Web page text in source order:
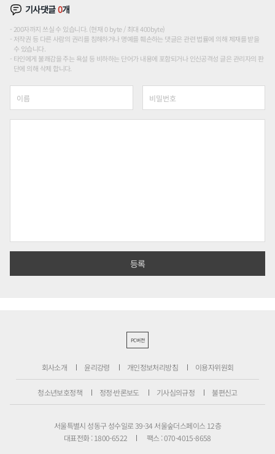
기사댓글0개
200자까지 쓰실 수 있습니다. (현재 0 byte / 최대 400byte)
저작권 등 다른 사람의 권리를 침해하거나 명예를 훼손하는 댓글은 관련 법률에 의해 제재를 받을
수 있습니다.
타인에게 불쾌감을 주는 욕설 등 비하하는 단어가 내용에 포함되거나 인신공격성 글은 관리자의 판
단에 의해 삭제 합니다.
PC버전
회사소개 윤리강령 개인정보처리방침 이용자위원회
청소년보호정책 정정·반론보도 기사심의규정 불편신고
서울특별시 성동구 성수일로 39-34 서울숲더스페이스 12층
대표전화 : 1800-6522
팩스 : 070-4015-8658